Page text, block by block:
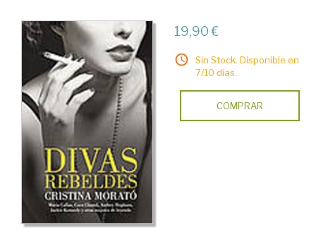
19,90 €
Sin Stock. Disponible en
7/10 días.
COMPRAR